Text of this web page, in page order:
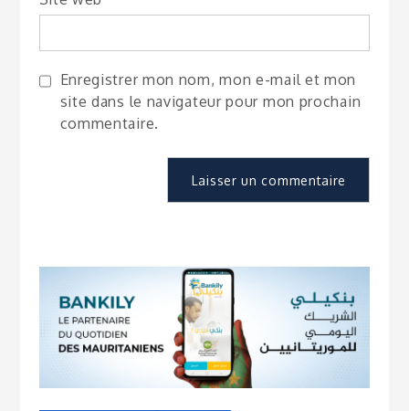
Enregistrer mon nom, mon e-mail et mon
site dans le navigateur pour mon prochain
commentaire.